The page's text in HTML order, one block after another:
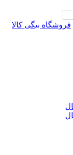
فروشگاه بیگی کالا